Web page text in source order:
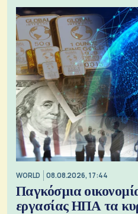
WORLD 08.08.2026, 17:44
Παγκόσμια
εργασίας ΗΠΑ τα